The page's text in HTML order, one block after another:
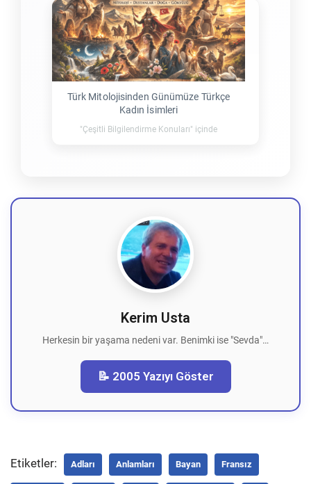
Türk Mitolojisinden Günümüze Türkçe
Kadın İsimleri
"Çeşitli Bilgilendirme Konuları" içinde
Kerim Usta
Herkesin bir yaşama nedeni var. Benimki ise "Sevda"…
📝 2005 Yazıyı Göster
Etiketler: Adları Anlamları Bayan Fransız